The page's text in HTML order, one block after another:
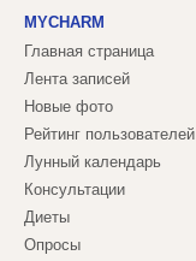
MYCHARM
Главная страница
Лента записей
Новые фото
Рейтинг пользователей
Лунный календарь
Консультации
Диеты
Опросы